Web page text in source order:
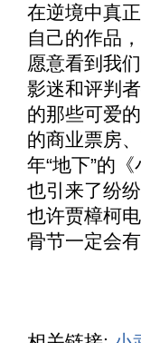
在逆境中真
自己的作品
愿意看到我
影迷和评判
的那些可爱
的商业票房
年“地下”的《
也引来了纷
也许贾樟柯
骨节一定会